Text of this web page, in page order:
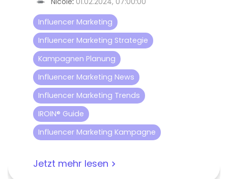
Influencer Marketing
Influencer Marketing Strategie
Kampagnen Planung
Influencer Marketing News
Influencer Marketing Trends
IROIN® Guide
Influencer Marketing Kampagne
Jetzt mehr lesen